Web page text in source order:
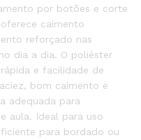
por botões e corte
caimento
reforçado nas
dia a dia. O poliéster
e facilidade de
bom caimento e
adequada para
aula. Ideal para uso
para bordado ou